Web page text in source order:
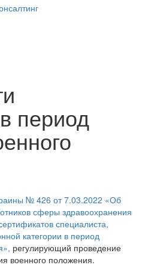
период
№ 426 от 7.03.2022 «Об
сферы здравоохранения
специалиста,
категории в период
регулирующий проведение
военного положения.